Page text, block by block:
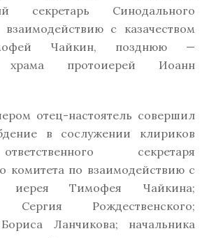
секретарь Синодального
с казачеством
Чайкин, позднюю —
храма протоиерей Иоанн
отец-настоятель совершил
в сослужении клириков
секретаря
комитета по взаимодействию с
иерея Тимофея Чайкина;
Сергия Рождественского;
Ланчикова; начальника